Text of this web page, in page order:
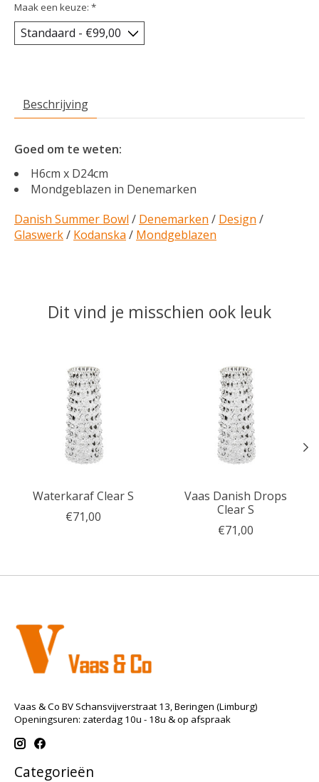
Maak een keuze: *
Beschrijving
Goed om te weten:
H6cm x D24cm
Mondgeblazen in Denemarken
Danish Summer Bowl / Denemarken / Design /
Glaswerk/ Kodanska / Mondgeblazen
Dit vind je misschien ook leuk
Waterkaraf Clear S
€71,00
Vaas Danish Drops
Clear S
€71,00
Vaas & Co BV Schansvijverstraat 13, Beringen (Limburg)
Openingsuren: zaterdag 10u - 18u & op afspraak
Categorieën